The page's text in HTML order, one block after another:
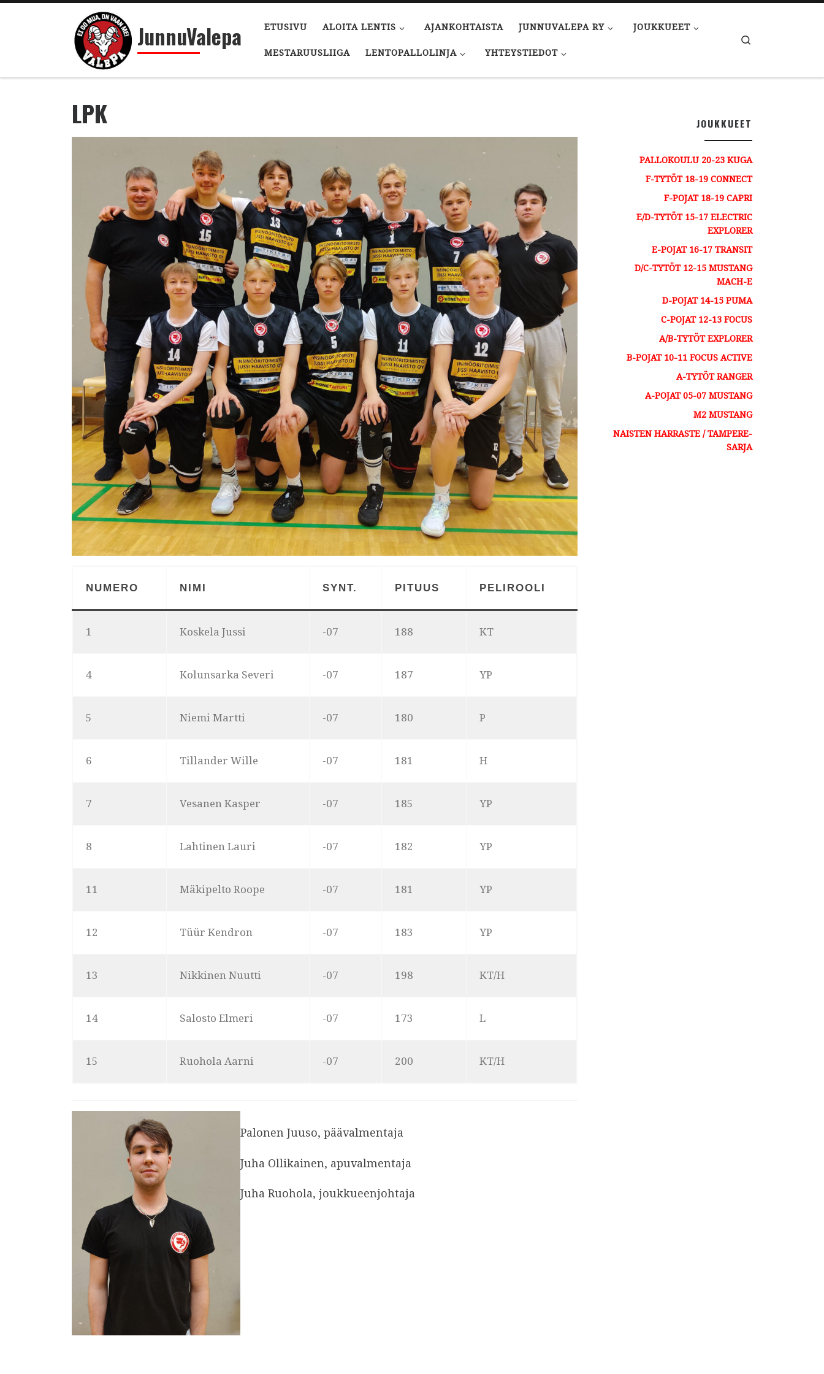
Skip to content
JunnuValepa ETUSIVU ALOITA LENTIS AJANKOHTAISTA JUNNUVALEPA RY JOUKKUEET
MESTARUUSLIIGA LENTOPALLOLINJA YHTEYSTIEDOT
LPK
NUMERO NIMI SYNT. PITUUS PELIROOLI
1 Koskela Jussi -07 188 KT
4 Kolunsarka Severi -07 187 YP
5 Niemi Martti -07 180 P
6 Tillander Wille -07 181 H
7 Vesanen Kasper -07 185 YP
8 Lahtinen Lauri -07 182 YP
11 Mäkipelto Roope -07 181 YP
12 Tüür Kendron -07 183 YP
13 Nikkinen Nuutti -07 198 KT/H
14 Salosto Elmeri -07 173 L
15 Ruohola Aarni -07 200 KT/H
Palonen Juuso, päävalmentaja
Juha Ollikainen, apuvalmentaja
Juha Ruohola, joukkueenjohtaja
JOUKKUEET
PALLOKOULU 20-23 KUGA
F-TYTÖT 18-19 CONNECT
F-POJAT 18-19 CAPRI
E/D-TYTÖT 15-17 ELECTRIC
EXPLORER
E-POJAT 16-17 TRANSIT
D/C-TYTÖT 12-15 MUSTANG
MACH-E
D-POJAT 14-15 PUMA​
C-POJAT 12-13 FOCUS​
A/B-TYTÖT EXPLORER
B-POJAT 10-11 FOCUS ACTIVE​
A-TYTÖT RANGER
A-POJAT 05-07 MUSTANG
M2 MUSTANG
NAISTEN HARRASTE / TAMPERE-
SARJA